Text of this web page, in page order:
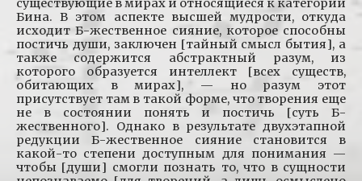
существующие в мирах и относящиеся к категории
Бина. В этом аспекте высшей мудрости, откуда
исходит Б-жественное сияние, которое способны
постичь души, заключен [тайный смысл бытия], а
также содержится абстрактный разум, из
которого образуется интеллект [всех существ,
обитающих в мирах], — но разум этот
присутствует там в такой форме, что творения еще
не в состоянии понять и постичь [суть Б-
жественного]. Однако в результате двухэтапной
редукции Б-жественное сияние становится в
какой-то степени доступным для понимания —
чтобы [души] смогли познать то, что в сущности